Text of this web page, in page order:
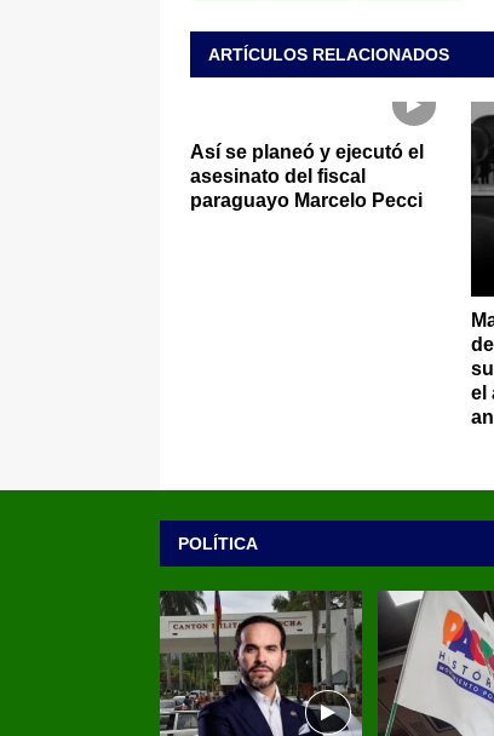
ARTÍCULOS RELACIONADOS
Así se planeó y ejecutó el
asesinato del fiscal
paraguayo Marcelo Pecci
el
POLÍTICA